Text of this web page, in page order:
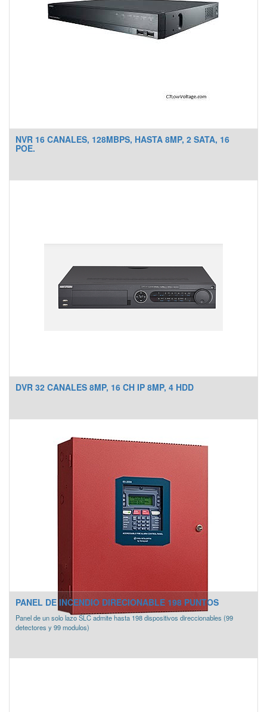
NVR 16 CANALES, 128MBPS, HASTA 8MP, 2 SATA, 16
POE.
DVR 32 CANALES 8MP, 16 CH IP 8MP, 4 HDD
PANEL DE INCENDIO DIRECIONABLE 198 PUNTOS
Panel de un solo lazo SLC admite hasta 198 dispositivos direccionables (99
detectores y 99 modulos)